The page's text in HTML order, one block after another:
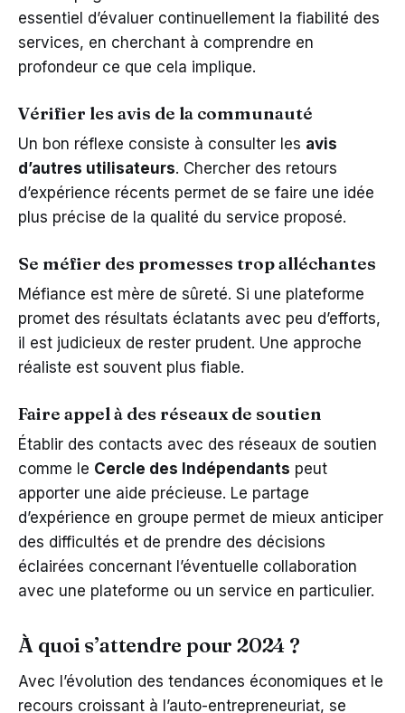
essentiel d’évaluer continuellement la fiabilité des
services, en cherchant à comprendre en
profondeur ce que cela implique.
Vérifier les avis de la communauté
Un bon réflexe consiste à consulter les avis
d’autres utilisateurs. Chercher des retours
d’expérience récents permet de se faire une idée
plus précise de la qualité du service proposé.
Se méfier des promesses trop alléchantes
Méfiance est mère de sûreté. Si une plateforme
promet des résultats éclatants avec peu d’efforts,
il est judicieux de rester prudent. Une approche
réaliste est souvent plus fiable.
Faire appel à des réseaux de soutien
Établir des contacts avec des réseaux de soutien
comme le Cercle des Indépendants peut
apporter une aide précieuse. Le partage
d’expérience en groupe permet de mieux anticiper
des difficultés et de prendre des décisions
éclairées concernant l’éventuelle collaboration
avec une plateforme ou un service en particulier.
À quoi s’attendre pour 2024 ?
Avec l’évolution des tendances économiques et le
recours croissant à l’auto-entrepreneuriat, se